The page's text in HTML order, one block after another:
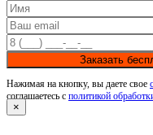
Заказать
Нажимая на кнопку, вы даете свое
соглашаетесь с политикой
×